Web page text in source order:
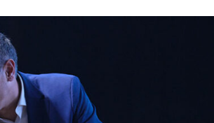
Institucional